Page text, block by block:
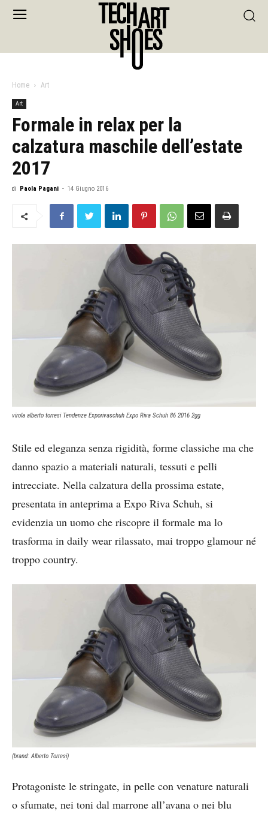
Home Art
Art
Formale in relax per la
calzatura maschile dell’estate
2017
di Paola Pagani - 14 Giugno 2016
virola alberto torresi Tendenze Exporivaschuh Expo Riva Schuh 86 2016 2gg
Stile ed eleganza senza rigidità, forme classiche ma che
danno spazio a materiali naturali, tessuti e pelli
intrecciate. Nella calzatura della prossima estate,
presentata in anteprima a Expo Riva Schuh, si
evidenzia un uomo che riscopre il formale ma lo
trasforma in daily wear rilassato, mai troppo glamour né
troppo country.
(brand: Alberto Torresi)
Protagoniste le stringate, in pelle con venature naturali
o sfumate, nei toni dal marrone all’avana o nei blu